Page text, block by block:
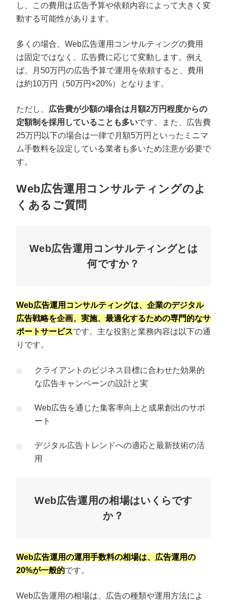
し、この費用は広告予算や依頼内容によって大きく変
動する可能性があります。
多くの場合、Web広告運用コンサルティングの費用
は固定ではなく、広告費に応じて変動します。例え
ば、月50万円の広告予算で運用を依頼すると、費用
は約10万円（50万円×20%）となります。
ただし、 広告費が少額の場合は月額2万円程度からの
定額制を採用していることも多いです。また、広告費
25万円以下の場合は一律で月額5万円といったミニマ
ム手数料を設定している業者も多いため注意が必要で
す。
Web広告運用コンサルティングのよ
くあるご質問
Web広告運用コンサルティングとは
何ですか？
Web広告運用コンサルティングは、企業のデジタル
広告戦略を企画、実施、最適化するための専門的なサ
ポートサービスです。主な役割と業務内容は以下の通
りです。
クライアントのビジネス目標に合わせた効果的
な広告キャンペーンの設計と実
Web広告を通じた集客率向上と成果創出のサポ
ート
デジタル広告トレンドへの適応と最新技術の活
用
Web広告運用の相場はいくらです
か？
Web広告運用の運用手数料の相場は、広告運用の
20%が一般的です。
Web広告運用の相場は、広告の種類や運用方法によ